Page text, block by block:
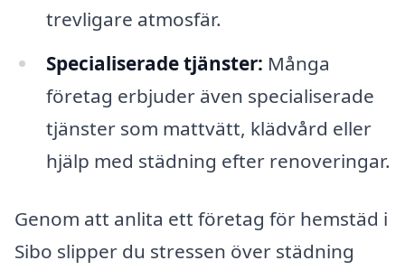
trevligare atmosfär.
Specialiserade tjänster: Många
företag erbjuder även specialiserade
tjänster som mattvätt, klädvård eller
hjälp med städning efter renoveringar.
Genom att anlita ett företag för hemstäd i
Sibo slipper du stressen över städning